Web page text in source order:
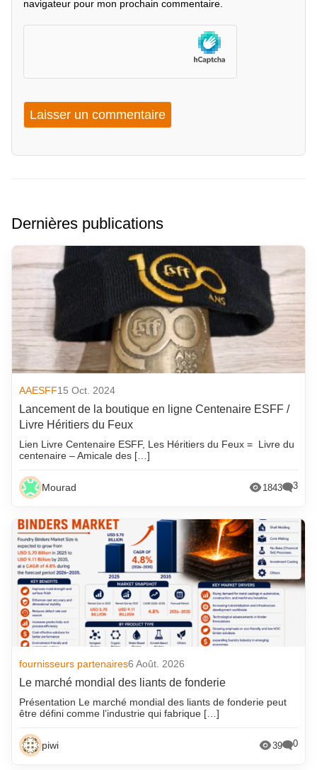
navigateur pour mon prochain commentaire.
Dernières publications
AAESFF15 Oct. 2024
Lancement de la boutique en ligne Centenaire ESFF /
Livre Héritiers du Feux
Lien Livre Centenaire ESFF, Les Héritiers du Feux = Livre du
centenaire – Amicale des […]
Mourad 1843 3
fournisseurs partenaires6 Août. 2026
Le marché mondial des liants de fonderie
Présentation Le marché mondial des liants de fonderie peut
être défini comme l’industrie qui fabrique […]
piwi 39 0